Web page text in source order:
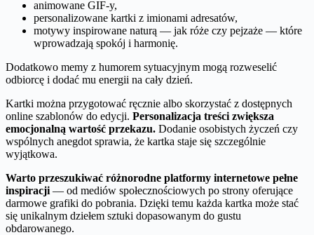
animowane GIF-y,
personalizowane kartki z imionami adresatów,
motywy inspirowane naturą — jak róże czy pejzaże — które
wprowadzają spokój i harmonię.
Dodatkowo memy z humorem sytuacyjnym mogą rozweselić
odbiorcę i dodać mu energii na cały dzień.
Kartki można przygotować ręcznie albo skorzystać z dostępnych
online szablonów do edycji. Personalizacja treści zwiększa
emocjonalną wartość przekazu. Dodanie osobistych życzeń czy
wspólnych anegdot sprawia, że kartka staje się szczególnie
wyjątkowa.
Warto przeszukiwać różnorodne platformy internetowe pełne
inspiracji — od mediów społecznościowych po strony oferujące
darmowe grafiki do pobrania. Dzięki temu każda kartka może stać
się unikalnym dziełem sztuki dopasowanym do gustu
obdarowanego.